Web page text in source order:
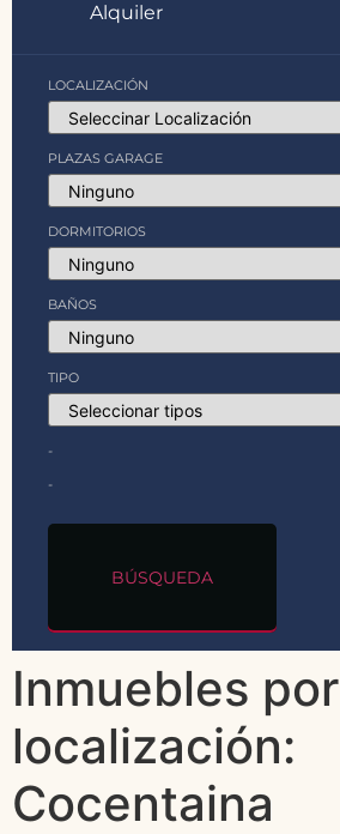
Alquiler
LOCALIZACIÓN
PLAZAS GARAGE
DORMITORIOS
BAÑOS
TIPO
-
-
BÚSQUEDA
Inmuebles por
localización:
Cocentaina